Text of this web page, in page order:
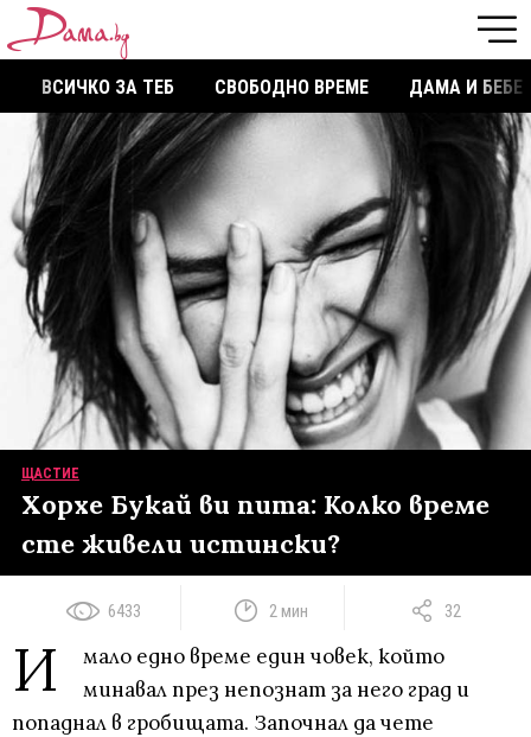
ВСИЧКО ЗА ТЕБ СВОБОДНО ВРЕМЕ ДАМА И БЕБЕ
ЩАСТИЕ
Хорхе Букай ви пита: Колко време
сте живели истински?
6433 2 мин 32
И
мало едно време един човек, който
минавал през непознат за него град и
попаднал в гробищата. Започнал да чете